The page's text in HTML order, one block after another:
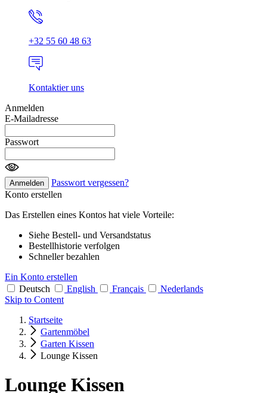
+32 55 60 48 63
Kontaktier uns
Anmelden
E-Mailadresse
Passwort
Anmelden
Passwort vergessen?
Konto erstellen
Das Erstellen eines Kontos hat viele Vorteile:
Siehe Bestell- und Versandstatus
Bestellhistorie verfolgen
Schneller bezahlen
Ein Konto erstellen
Deutsch
English Français
Nederlands
Skip to Content
Startseite
Gartenmöbel
Garten Kissen
Lounge Kissen
Lounge Kissen